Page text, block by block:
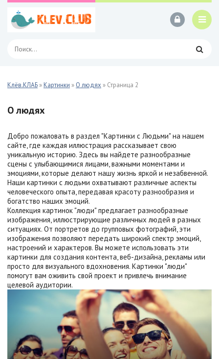
Клёв.КЛАБ »Картинки » О людях » Страница 2
О людях
Добро пожаловать в раздел "Картинки с Людьми" на нашем
сайте, где каждая иллюстрация рассказывает свою
уникальную историю. Здесь вы найдете разнообразные
сцены с улыбающимися лицами, важными моментами и
эмоциями, которые делают нашу жизнь яркой и незабвенной.
Наши картинки с людьми охватывают различные аспекты
человеческого опыта, передавая красоту разнообразия и
богатство наших эмоций.
Коллекция картинок "люди" предлагает разнообразные
изображения, иллюстрирующие различных людей в разных
ситуациях. От портретов до групповых фотографий, эти
изображения позволяют передать широкий спектр эмоций,
настроений и характеров. Вы можете использовать эти
картинки для создания контента, веб-дизайна, рекламы или
просто для визуального вдохновения. Картинки "люди"
помогут вам оживить свой проект и привлечь внимание
целевой аудитории.